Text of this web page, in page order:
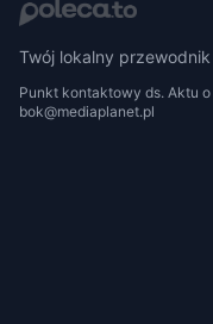
Twój lokalny
Punkt kontaktowy ds. Aktu
bok@mediaplanet.pl